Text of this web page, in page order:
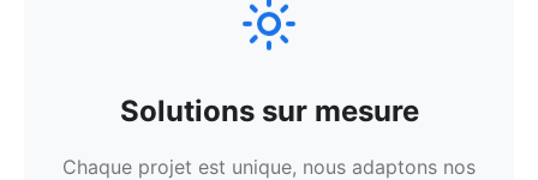
Solutions sur mesure
Chaque projet est unique, nous adaptons nos